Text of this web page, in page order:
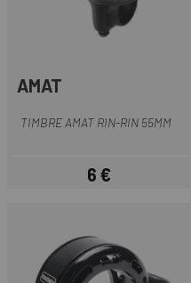
AMAT
TIMBRE AMAT RIN-RIN 55MM
Preu
6 €